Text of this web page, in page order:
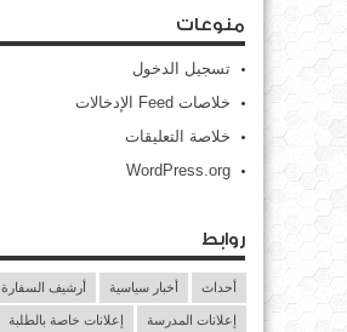
منوعات
تسجيل الدخول
خلاصات Feed الإدخالات
خلاصة التعليقات
WordPress.org
روابط
أحداث أخبار سياسية أرشيف السفارة
إعلانات المدرسة إعلانات خاصة بالطلبة